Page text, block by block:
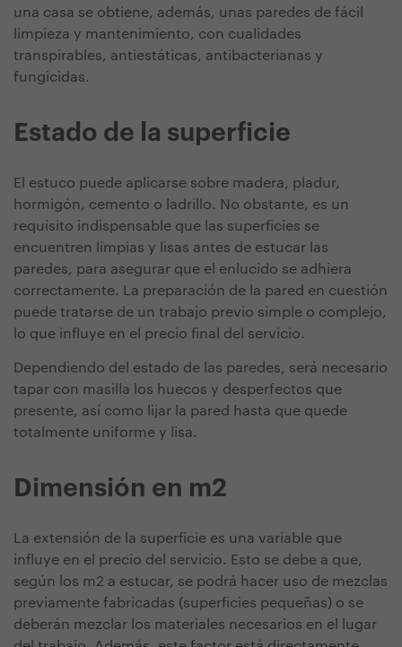
una casa se obtiene, además, unas paredes de fácil
limpieza y mantenimiento, con cualidades
transpirables, antiestáticas, antibacterianas y
fungicidas.
Estado de la superficie
El estuco puede aplicarse sobre madera, pladur,
hormigón, cemento o ladrillo. No obstante, es un
requisito indispensable que las superficies se
encuentren limpias y lisas antes de estucar las
paredes, para asegurar que el enlucido se adhiera
correctamente. La preparación de la pared en cuestión
puede tratarse de un trabajo previo simple o complejo,
lo que influye en el precio final del servicio.
Dependiendo del estado de las paredes, será necesario
tapar con masilla los huecos y desperfectos que
presente, así como lijar la pared hasta que quede
totalmente uniforme y lisa.
Dimensión en m2
La extensión de la superficie es una variable que
influye en el precio del servicio. Esto se debe a que,
según los m2 a estucar, se podrá hacer uso de mezclas
previamente fabricadas (superficies pequeñas) o se
deberán mezclar los materiales necesarios en el lugar